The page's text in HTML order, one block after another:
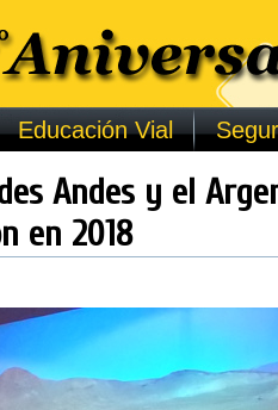
Educación Vial
Andes y el
en 2018